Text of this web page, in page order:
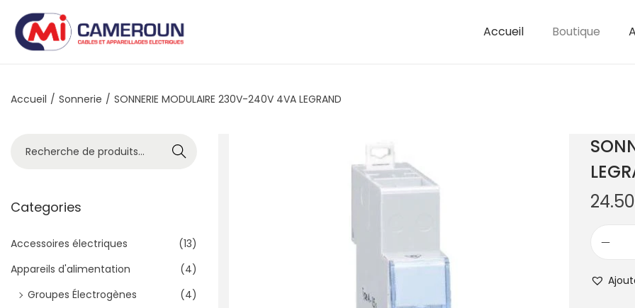
Accueil Boutique
Accueil / Sonnerie / SONNERIE MODULAIRE 230V-240V 4VA LEGRAND
Recher
Categories
Accessoires électriques
(13)
Appareils d'alimentation
(4)
Groupes Électrogènes
(4)